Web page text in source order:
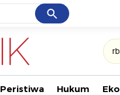
Cancel
Tonton kabar terbaru
Peristiwa Hukum